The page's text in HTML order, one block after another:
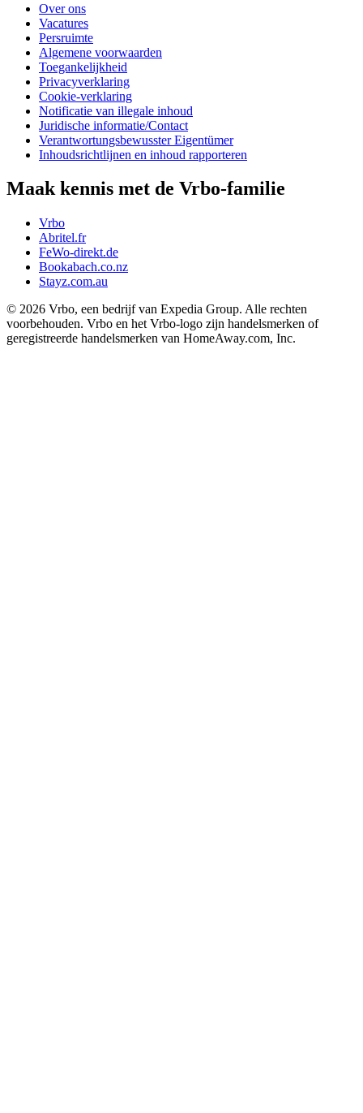
Over ons
Vacatures
Persruimte
Algemene voorwaarden
Toegankelijkheid
Privacyverklaring
Cookie-verklaring
Notificatie van illegale inhoud
Juridische informatie/Contact
Verantwortungsbewusster Eigentümer
Inhoudsrichtlijnen en inhoud rapporteren
Maak kennis met de Vrbo-familie
Vrbo
Abritel.fr
FeWo-direkt.de
Bookabach.co.nz
Stayz.com.au
© 2026 Vrbo, een bedrijf van Expedia Group. Alle rechten
voorbehouden. Vrbo en het Vrbo-logo zijn handelsmerken of
geregistreerde handelsmerken van HomeAway.com, Inc.